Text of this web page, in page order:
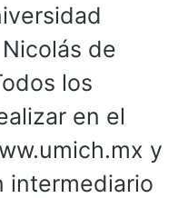
de
los
en el
y
intermediario